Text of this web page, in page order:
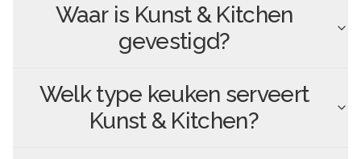
Waar is Kunst & Kitchen
gevestigd?
Welk type keuken serveert
Kunst & Kitchen?